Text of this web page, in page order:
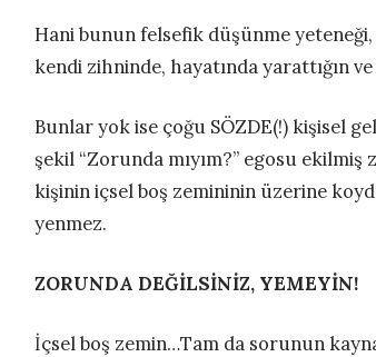
Hani bunun felsefik düşünme
kendi zihninde, hayatında yarattığın
Bunlar yok ise çoğu SÖZDE(!) kişisel
şekil “Zorunda mıyım?” egosu
kişinin içsel boş zemininin üzerine
yenmez.
ZORUNDA DEĞİLSİNİZ, YEMEYİN!
İçsel boş zemin…Tam da sorunun